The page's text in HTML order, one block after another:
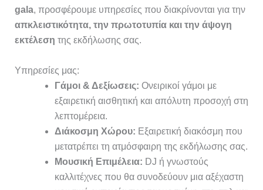
gala, προσφέρουμε υπηρεσίες που διακρίνονται για την
απκλειστικότητα, την πρωτοτυπία και την άψογη
εκτέλεση της εκδήλωσης σας.
Υπηρεσίες μας:
Γάμοι & Δεξίωσεις: Ονειρικοί γάμοι με
εξαιρετική αισθητική και απόλυτη προσοχή στη
λεπτομέρεια.
Διάκοσμη Χώρου: Εξαιρετική διακόσμη που
μετατρέπει τη ατμόσφαιρη της εκδήλωσης σας.
Μουσική Επιμέλεια: DJ ή γνωστούς
καλλιτέχνες που θα συνοδεύουν μια αξέχαστη